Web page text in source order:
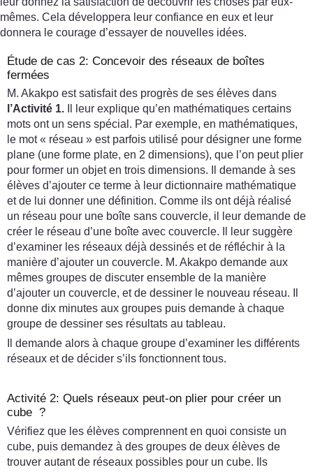
mêmes. Cela développera leur confiance en eux et leur
donnera le courage d’essayer de nouvelles idées.
Étude de cas 2: Concevoir des réseaux de boîtes
fermées
M. Akakpo est satisfait des progrès de ses élèves dans
l’Activité 1.
Il leur explique qu’en mathématiques certains
mots ont un sens spécial. Par exemple, en mathématiques,
le mot « réseau » est parfois utilisé pour désigner une forme
plane (une forme plate, en 2 dimensions), que l’on peut plier
pour former un objet en trois dimensions. Il demande à ses
élèves d’ajouter ce terme à leur dictionnaire mathématique
et de lui donner une définition. Comme ils ont déjà réalisé
un réseau pour une boîte sans couvercle, il leur demande de
créer le réseau d’une boîte avec couvercle. Il leur suggère
d’examiner les réseaux déjà dessinés et de réfléchir à la
manière d’ajouter un couvercle. M. Akakpo demande aux
mêmes groupes de discuter ensemble de la manière
d’ajouter un couvercle, et de dessiner le nouveau réseau. Il
donne dix minutes aux groupes puis demande à chaque
groupe de dessiner ses résultats au tableau.
Il demande alors à chaque groupe d’examiner les différents
réseaux et de décider s’ils fonctionnent tous.
Activité 2: Quels réseaux peut-on plier pour créer un
cube ?
Vérifiez que les élèves comprennent en quoi consiste un
cube, puis demandez à des groupes de deux élèves de
trouver autant de réseaux possibles pour un cube. Ils